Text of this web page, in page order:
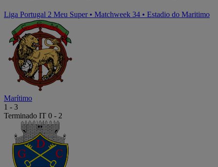
Liga Portugal 2 Meu Super • Matchweek 34 • Estadio do Maritimo
Marítimo
1 - 3
Terminado IT 0 - 2